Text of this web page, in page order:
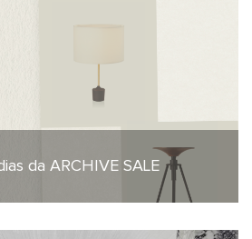
de julho de 2026
da ARCHIVE SALE